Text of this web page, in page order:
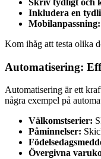
Skriv tydligt och
Inkludera en
Mobilanpassning:
Kom ihåg att testa olika
Automatisering:
Automatisering är ett
några exempel på
Välkomstserier:
Påminnelser:
Övergivna